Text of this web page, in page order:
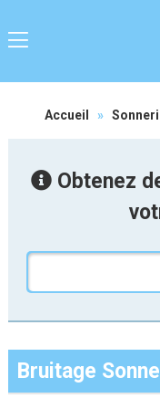
Accueil »
Obtenez
Bruitage